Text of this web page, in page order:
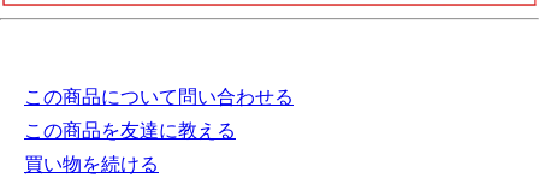
この商品について問い合わせる
この商品を友達に教える
買い物を続ける